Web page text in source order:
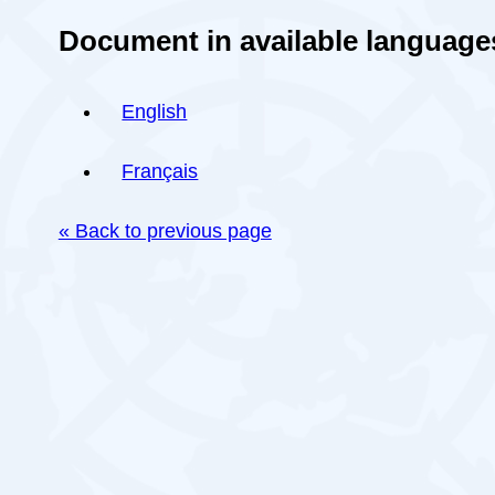
Document in available
English
Français
« Back to previous page